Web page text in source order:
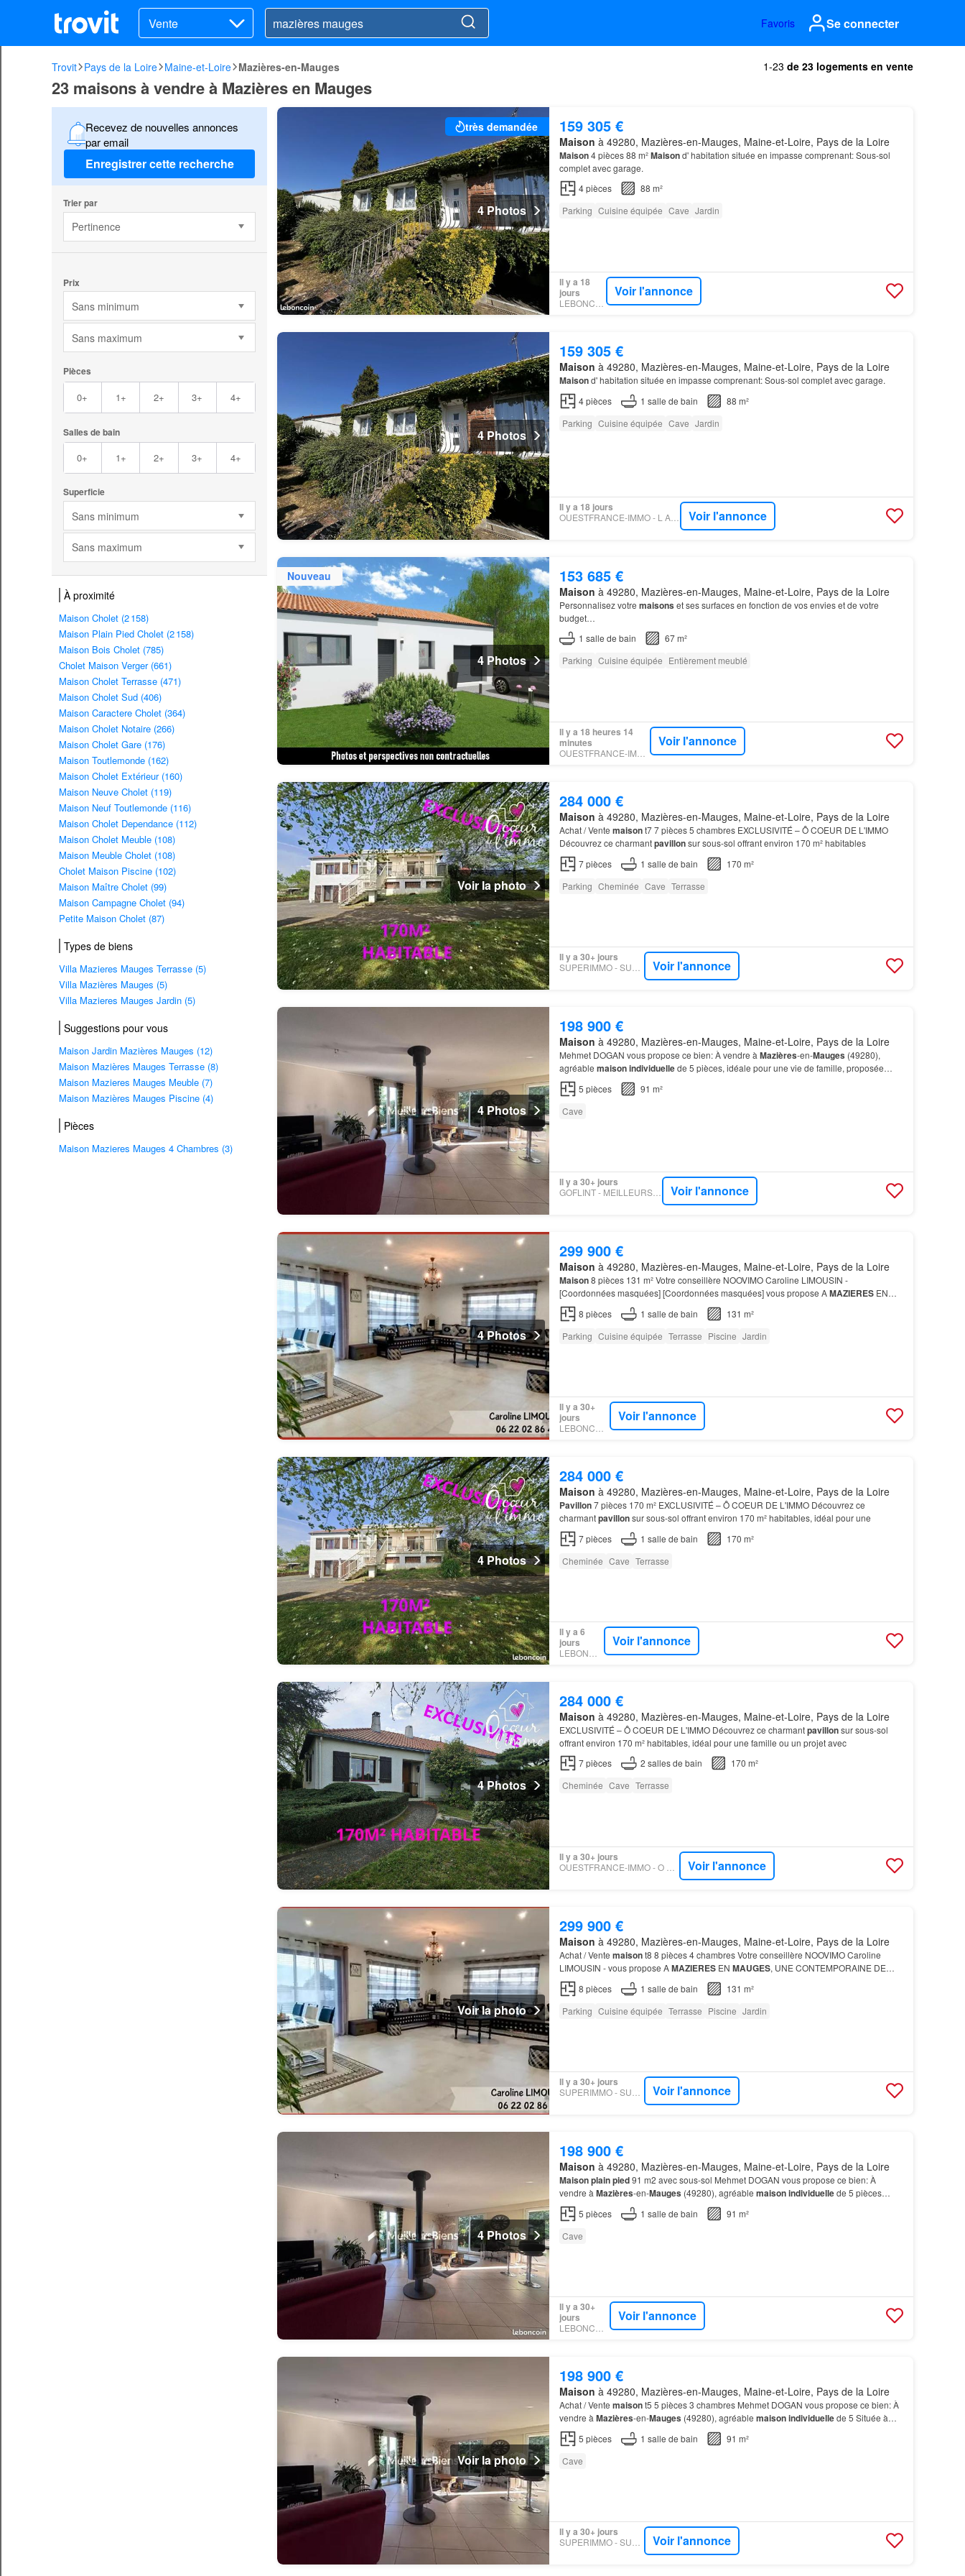
Vente Favoris Se connecter
Trovit Pays de la Loire Maine-et-Loire Mazières-en-Mauges 1-23 de 23 logements en vente
23 maisons à vendre à Mazières en Mauges
Recevez de nouvelles annonces
par email
Enregistrer cette recherche
Trier par
Pertinence
Prix
Sans minimum
Sans maximum
Pièces
0+ 1+ 2+ 3+ 4+
Salles de bain
0+ 1+ 2+ 3+ 4+
Superficie
Sans minimum
Sans maximum
À proximité
Maison Cholet (2 158)
Maison Plain Pied Cholet (2 158)
Maison Bois Cholet (785)
Cholet Maison Verger (661)
Maison Cholet Terrasse (471)
Maison Cholet Sud (406)
Maison Caractere Cholet (364)
Maison Cholet Notaire (266)
Maison Cholet Gare (176)
Maison Toutlemonde (162)
Maison Cholet Extérieur (160)
Maison Neuve Cholet (119)
Maison Neuf Toutlemonde (116)
Maison Cholet Dependance (112)
Maison Cholet Meuble (108)
Maison Meuble Cholet (108)
Cholet Maison Piscine (102)
Maison Maître Cholet (99)
Maison Campagne Cholet (94)
Petite Maison Cholet (87)
Types de biens
Villa Mazieres Mauges Terrasse (5)
Villa Mazières Mauges (5)
Villa Mazieres Mauges Jardin (5)
Suggestions pour vous
Maison Jardin Mazières Mauges (12)
Maison Mazières Mauges Terrasse (8)
Maison Mazieres Mauges Meuble (7)
Maison Mazières Mauges Piscine (4)
Pièces
Maison Mazieres Mauges 4 Chambres (3)
très demandée
4 Photos
159 305 €
Maison à 49280, Mazières-en-Mauges, Maine-et-Loire, Pays de la Loire
Maison4 pièces 88 m²Maisond' habitation située en impasse comprenant: Sous-sol
complet avec garage.
4pièces
88 m²
Parking Cuisine équipée Cave Jardin
Il y a 18
jours
LEBONCOIN
Voir l'annonce
4 Photos
159 305 €
Maison à 49280, Mazières-en-Mauges, Maine-et-Loire, Pays de la Loire
Maisond' habitation située en impasse comprenant: Sous-sol complet avec garage.
4pièces 1 salle de bain
88 m²
Parking Cuisine équipée Cave Jardin
Il y a 18 jours
OUESTFRANCE-IMMO - L AGENCE SABLAISE Voir l'annonce
Nouveau
4 Photos
153 685 €
Maison à 49280, Mazières-en-Mauges, Maine-et-Loire, Pays de la Loire
Personnalisez votre maisons et ses surfaces en fonction de vos envies et de votre
budget…
1 salle de bain
67 m²
Parking Cuisine équipée Entièrement meublé
Il y a 18 heures 14
minutes
OUESTFRANCE-IMMO - NEHO
Voir l'annonce
Voir la photo
284 000 €
Maison à 49280, Mazières-en-Mauges, Maine-et-Loire, Pays de la Loire
Achat / Vente maisont7 7 pièces 5 chambres EXCLUSIVITÉ – Ô COEUR DE L'IMMO
Découvrez ce charmantpavillonsur sous-sol offrant environ 170 m² habitables
7pièces 1 salle de bain
170 m²
Parking Cheminée Cave Terrasse
Il y a 30+ jours
SUPERIMMO - SUPERIMMO Voir l'annonce
4 Photos
198 900 €
Maison à 49280, Mazières-en-Mauges, Maine-et-Loire, Pays de la Loire
Mehmet DOGAN vous propose ce bien: À vendre à Mazières-en-Mauges (49280),
agréable maison individuellede 5 pièces, idéale pour une vie de famille, proposée
Située à
Mazières-en-
5 pièces
91 m²
Cave
Il y a 30+ jours
GOFLINT - MEILLEURS BIENS IMMO Voir l'annonce
4 Photos
299 900 €
Maison à 49280, Mazières-en-Mauges, Maine-et-Loire, Pays de la Loire
Maison8 pièces 131 m² Votre conseillère NOOVIMO Caroline LIMOUSIN -
[Coordonnées masquées] [Coordonnées masquées] vous propose AMAZIERESEN
MAUGES
8 pièces 1 salle de bain
131 m²
Parking Cuisine équipée Terrasse Piscine Jardin
Il y a 30+
jours
LEBONCOIN
Voir l'annonce
4 Photos
284 000 €
Maison à 49280, Mazières-en-Mauges, Maine-et-Loire, Pays de la Loire
Pavillon7 pièces 170 m² EXCLUSIVITÉ – Ô COEUR DE L'IMMO Découvrez ce
charmantpavillonsur sous-sol offrant environ 170 m² habitables, idéal pour une
7pièces 1 salle de bain
170 m²
Cheminée Cave Terrasse
Il y a 6
jours
Voir l'annonce
4 Photos
284 000 €
Maison à 49280, Mazières-en-Mauges, Maine-et-Loire, Pays de la Loire
EXCLUSIVITÉ – Ô COEUR DE L'IMMO Découvrez ce charmantpavillonsur sous-sol
offrant environ 170 m² habitables, idéal pour une famille ou un projet avec
7pièces 2 salles de bain
170 m²
Cheminée Cave Terrasse
Il y a 30+ jours
Voir l'annonce
Voir la photo
299 900 €
Maison à 49280, Mazières-en-Mauges, Maine-et-Loire, Pays de la Loire
Achat / Vente maisont8 8 pièces 4 chambres Votre conseillère NOOVIMO Caroline
LIMOUSIN - vous propose AMAZIERESEN MAUGES, UNE CONTEMPORAINE DE
PLAIN-PIED
8 pièces 1 salle de bain
131 m²
Parking Cuisine équipée Terrasse Piscine Jardin
Il y a 30+ jours
Voir l'annonce
4 Photos
198 900 €
Maison à 49280, Mazières-en-Mauges, Maine-et-Loire, Pays de la Loire
Maison plain pied91 m2 avec sous-sol Mehmet DOGAN vous propose ce bien: À
vendre à Mazières-en-Mauges (49280), agréable maison individuellede 5 pièces
Située à
Mazières-en- maison
5 pièces 1 salle de bain
91 m²
Cave
Il y a 30+
jours
Voir l'annonce
Voir la photo
198 900 €
Maison à 49280, Mazières-en-Mauges, Maine-et-Loire, Pays de la Loire
Achat / Vente maisont5 5 pièces 3 chambres Mehmet DOGAN vous propose ce bien: À
vendre à Mazières-en-Mauges (49280), agréable maison individuellede 5 Située à
Mazières Mauges profite d'un cadre de vie reche…
5 pièces 1 salle de bain
91 m²
Cave
Il y a 30+ jours
Voir l'annonce